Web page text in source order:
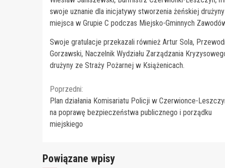
swoje uznanie dla inicjatywy stworzenia żeńskiej
miejsca w Grupie C podczas Miejsko-Gminnych
Swoje gratulacje przekazali również Artur Sola,
Gorzawski, Naczelnik Wydziału Zarządzania
drużyny ze Straży Pożarnej w Książenicach.
Continue
Reading
Poprzedni:
Plan działania Komisariatu Policji w Czerwionce-
na poprawę bezpieczeństwa publicznego i porządku
miejskiego
Powiązane wpisy